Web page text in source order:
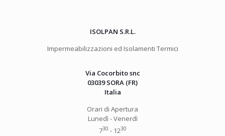
ISOLPAN S.R.L.
Impermeabilizzazioni ed Isolamenti Termici
Via Cocorbito snc
03039 SORA (FR)
Italia
Orari di Apertura
Lunedì - Venerdì
730 - 1230